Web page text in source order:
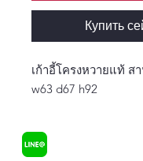
Купить
เก้าอี้โครงหวายแท้ ส
w63 d67 h92